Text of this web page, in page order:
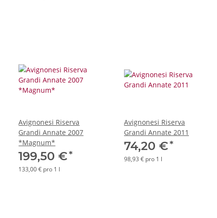
Avignonesi Riserva
Grandi Annate 2007
*Magnum*
199,50 €*
133,00 € pro 1 l
Avignonesi Riserva
Grandi Annate 2011
74,20 €*
98,93 € pro 1 l